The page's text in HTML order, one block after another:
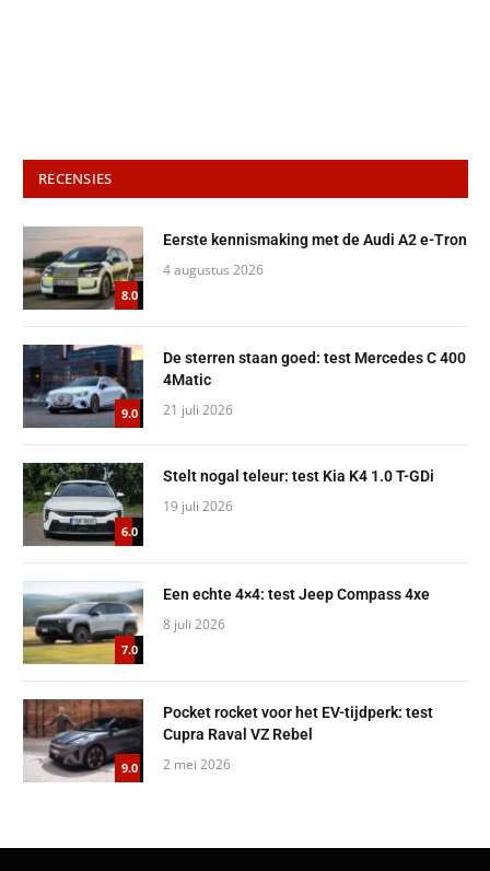
RECENSIES
8.0
Eerste kennismaking met de Audi A2 e-Tron
4 augustus 2026
9.0
De sterren staan goed: test Mercedes C 400
4Matic
21 juli 2026
6.0
Stelt nogal teleur: test Kia K4 1.0 T-GDi
19 juli 2026
7.0
Een echte 4×4: test Jeep Compass 4xe
8 juli 2026
9.0
Pocket rocket voor het EV-tijdperk: test
Cupra Raval VZ Rebel
2 mei 2026